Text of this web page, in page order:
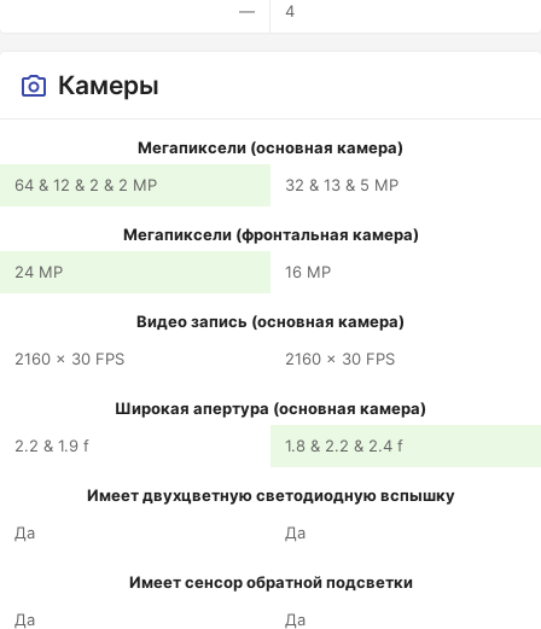
—
4
Камеры
Мегапиксели (основная камера)
64 & 12 & 2 & 2 MP
32 & 13 & 5 MP
Мегапиксели (фронтальная камера)
24 MP
16 MP
Видео запись (основная камера)
2160 x 30 FPS
2160 x 30 FPS
Широкая апертура (основная камера)
2.2 & 1.9 f
1.8 & 2.2 & 2.4 f
Имеет двухцветную светодиодную вспышку
Да
Да
Имеет сенсор обратной подсветки
Да
Да